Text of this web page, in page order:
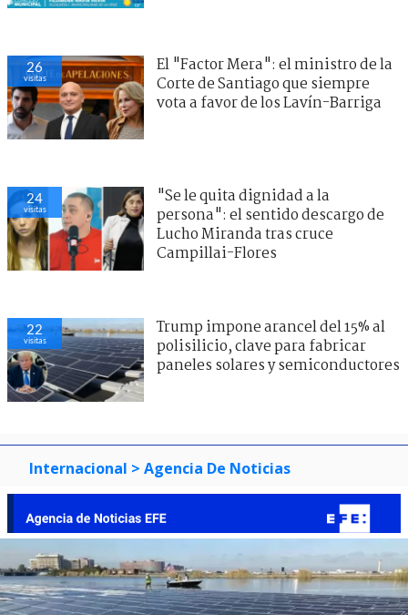
26
visitas
El "Factor Mera": el ministro de la
Corte de Santiago que siempre
vota a favor de los Lavín-Barriga
24
visitas
"Se le quita dignidad a la
persona": el sentido descargo de
Lucho Miranda tras cruce
Campillai-Flores
22
visitas
Trump impone arancel del 15% al
polisilicio, clave para fabricar
paneles solares y semiconductores
Internacional > Agencia De Noticias